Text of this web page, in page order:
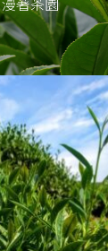
漫著茶園